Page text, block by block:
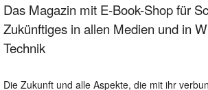
Das Magazin mit E-Book-Shop für
Zukünftiges in allen Medien und in
Technik
Die Zukunft und alle Aspekte, die mit ihr